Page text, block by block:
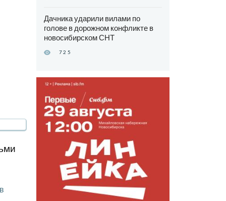
Дачника ударили вилами по
голове в дорожном конфликте в
новосибирском СНТ
725